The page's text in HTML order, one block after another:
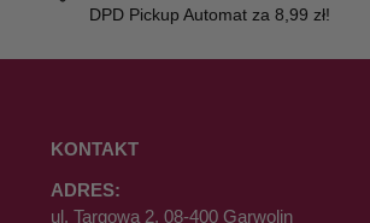
DPD Pickup Automat za 8,99 zł!
KONTAKT
ADRES:
ul. Targowa 2, 08-400 Garwolin